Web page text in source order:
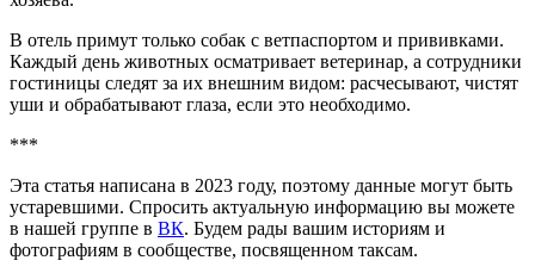
В отель примут только собак с ветпаспортом и прививками.
Каждый день животных осматривает ветеринар, а сотрудники
гостиницы следят за их внешним видом: расчесывают, чистят
уши и обрабатывают глаза, если это необходимо.
***
Эта статья написана в 2023 году, поэтому данные могут быть
устаревшими. Спросить актуальную информацию вы можете
в нашей группе в ВК. Будем рады вашим историям и
фотографиям в сообществе, посвященном таксам.